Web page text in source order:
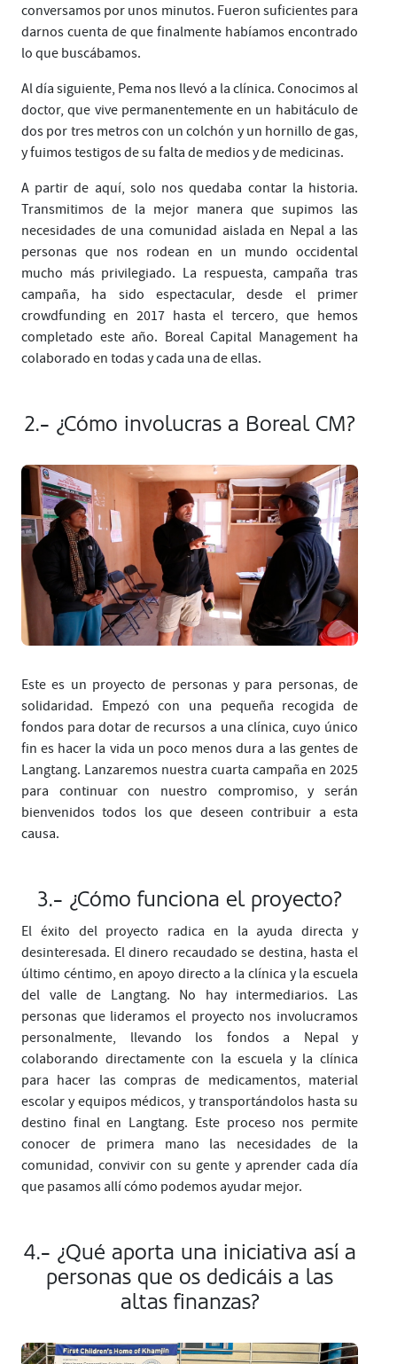
conversamos por unos minutos. Fueron suficientes para
darnos cuenta de que finalmente habíamos encontrado
lo que buscábamos.
Al día siguiente, Pema nos llevó a la clínica. Conocimos al
doctor, que vive permanentemente en un habitáculo de
dos por tres metros con un colchón y un hornillo de gas,
y fuimos testigos de su falta de medios y de medicinas.
A partir de aquí, solo nos quedaba contar la historia.
Transmitimos de la mejor manera que supimos las
necesidades de una comunidad aislada en Nepal a las
personas que nos rodean en un mundo occidental
mucho más privilegiado. La respuesta, campaña tras
campaña, ha sido espectacular, desde el primer
crowdfunding en 2017 hasta el tercero, que hemos
completado este año. Boreal Capital Management ha
colaborado en todas y cada una de ellas.
2.- ¿Cómo involucras a Boreal CM?
Este es un proyecto de personas y para personas, de
solidaridad. Empezó con una pequeña recogida de
fondos para dotar de recursos a una clínica, cuyo único
fin es hacer la vida un poco menos dura a las gentes de
Langtang. Lanzaremos nuestra cuarta campaña en 2025
para continuar con nuestro compromiso, y serán
bienvenidos todos los que deseen contribuir a esta
causa.
3.- ¿Cómo funciona el proyecto?
El éxito del proyecto radica en la ayuda directa y
desinteresada. El dinero recaudado se destina, hasta el
último céntimo, en apoyo directo a la clínica y la escuela
del valle de Langtang. No hay intermediarios. Las
personas que lideramos el proyecto nos involucramos
personalmente, llevando los fondos a Nepal y
colaborando directamente con la escuela y la clínica
para hacer las compras de medicamentos, material
escolar y equipos médicos, y transportándolos hasta su
destino final en Langtang. Este proceso nos permite
conocer de primera mano las necesidades de la
comunidad, convivir con su gente y aprender cada día
que pasamos allí cómo podemos ayudar mejor.
4.- ¿Qué aporta una iniciativa así a
personas que os dedicáis a las
altas finanzas?